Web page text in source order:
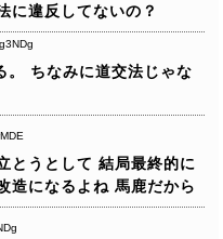
違反してないの？
ちなみに道交法じゃな
とうとして 結局最終的に
造になるよね 馬鹿だから